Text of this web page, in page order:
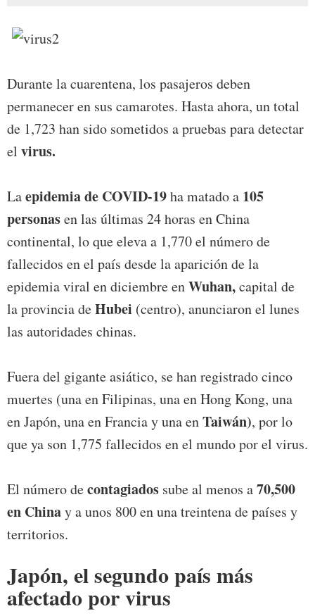
Durante la cuarentena, los pasajeros deben
permanecer en sus camarotes. Hasta ahora, un total
de 1,723 han sido sometidos a pruebas para detectar
el virus.
Laepidemia de COVID-19ha matado a 105
personasen las últimas 24 horas en China
continental, lo que eleva a 1,770 el número de
fallecidos en el país desde la aparición de la
epidemia viral en diciembre enWuhan,capital de
la provincia deHubei (centro), anunciaron el lunes
las autoridades chinas.
Fuera del gigante asiático, se han registrado cinco
muertes (una en Filipinas, una en Hong Kong, una
en Japón, una en Francia y una enTaiwán), por lo
que ya son 1,775 fallecidos en el mundo por el virus.
El número decontagiados sube al menos a70,500
en Chinay a unos 800 en una treintena de países y
territorios.
Japón, el segundo país más
afectado por virus